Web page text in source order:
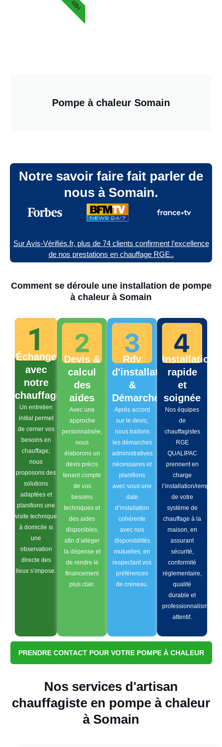
Pompe à chaleur Somain
Notre savoir faire fait parler de
nous à Somain.
Sur Avis-Vérifiés.fr, plus de 74 clients confirment l’excellence
de nos prestations en chauffage RGE..
Comment se déroule une installation de pompe
à chaleur à Somain
Échange
avec
notre
chauffagiste
Un entretien
initial permet
de cerner vos
besoins en
chauffage;
nous
proposons des
solutions
adaptées et
planifions une
visite technique
à domicile si
une
observation
directe des
lieux s’impose.
Devis &
calcul
des
aides
Avec une
approche
personnalisée,
nous
élaborons un
devis précis
tenant compte
de vos
besoins
techniques et
des aides
disponibles,
afin d’alléger
la dépense et
de rendre le
financement
plus clair.
Rdv
d'installation
&
Démarches
Après accord
sur le devis,
nous traitons
les démarches
administratives
nécessaires et
planifions
avec vous une
date
d’installation
cohérente
avec nos
disponibilités
mutuelles, en
respectant vos
préférences
de créneau.
Installation
rapide
et
soignée
Nos équipes
de
chauffagistes
RGE
QUALIPAC
prennent en
charge
l’installation/
de votre
système de
chauffage à la
maison, en
assurant
sécurité,
conformité
réglementaire,
qualité
durable et
professionnalisme
attentif.
PRENDRE CONTACT POUR VOTRE POMPE À CHALEUR
Nos services d'artisan
chauffagiste en pompe à chaleur
à Somain